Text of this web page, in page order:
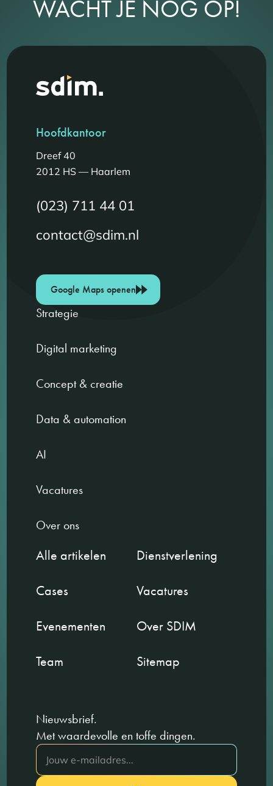
WACHT JE NOG OP!
Hoofdkantoor
Dreef 40
2012 HS — Haarlem
(023) 711 44 01
contact@sdim.nl
Google Maps openen
Strategie
Digital marketing
Concept & creatie
Data & automation
AI
Vacatures
Over ons
Alle artikelen
Dienstverlening
Cases
Vacatures
Evenementen
Over SDIM
Team
Sitemap
Nieuwsbrief.
Met waardevolle en toffe dingen.